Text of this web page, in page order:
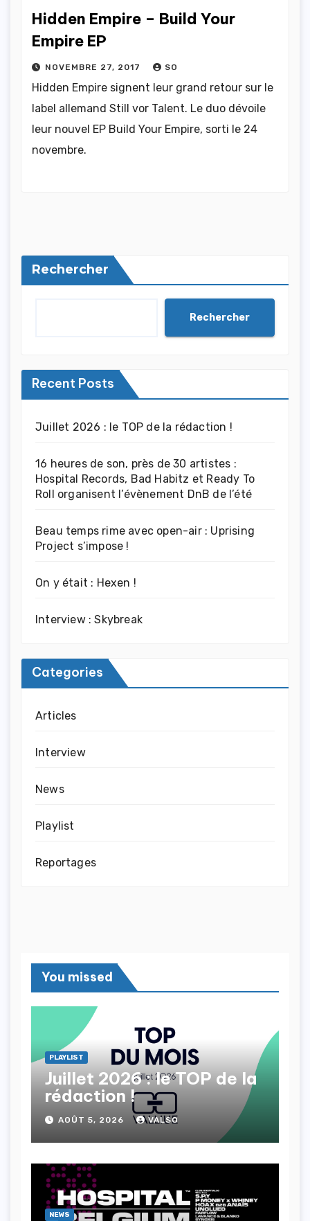
Hidden Empire – Build Your
Empire EP
NOVEMBRE 27, 2017 SO
Hidden Empire signent leur grand retour sur le
label allemand Still vor Talent. Le duo dévoile
leur nouvel EP Build Your Empire, sorti le 24
novembre.
Rechercher
Rechercher
Recent Posts
Juillet 2026 : le TOP de la rédaction !
16 heures de son, près de 30 artistes :
Hospital Records, Bad Habitz et Ready To
Roll organisent l’évènement DnB de l’été
Beau temps rime avec open-air : Uprising
Project s’impose !
On y était : Hexen !
Interview : Skybreak
Categories
Articles
Interview
News
Playlist
Reportages
You missed
PLAYLIST
Juillet 2026 : le TOP de la
rédaction !
AOÛT 5, 2026 VALSO
NEWS